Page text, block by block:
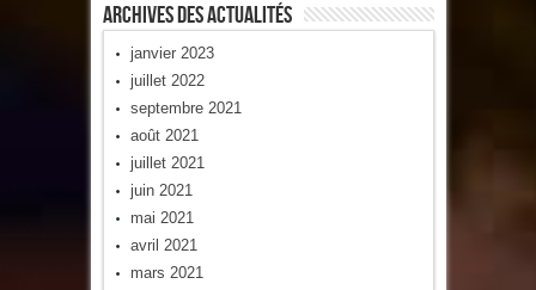
Archives Des Actualités
janvier 2023
juillet 2022
septembre 2021
août 2021
juillet 2021
juin 2021
mai 2021
avril 2021
mars 2021